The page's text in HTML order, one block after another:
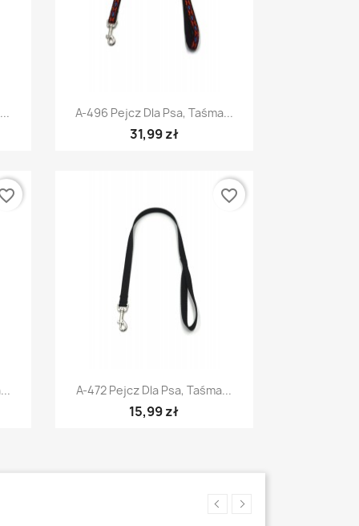
Szybki podgląd
A-496 Pejcz Dla Psa, Taśma...
31,99 zł
Szybki podgląd
A-472 Pejcz Dla Psa, Taśma...
15,99 zł
favorite_border